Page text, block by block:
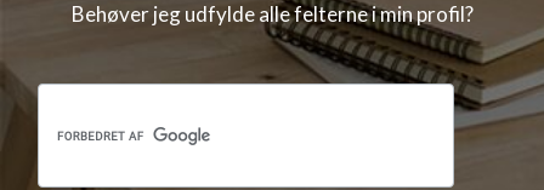
Behøver jeg udfylde alle felterne i min profil?